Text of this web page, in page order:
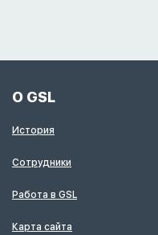
О GSL
История
Сотрудники
Работа в GSL
Карта сайта